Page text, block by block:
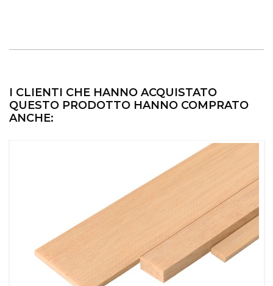
I CLIENTI CHE HANNO ACQUISTATO
QUESTO PRODOTTO HANNO COMPRATO
ANCHE: